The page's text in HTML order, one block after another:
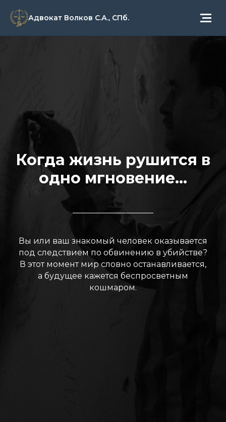
Адвокат Волков С.А., СПб.
Когда жизнь рушится в
одно мгновение...
Вы или ваш знакомый человек оказывается
под следствием по обвинению в убийстве?
В этот момент мир словно останавливается,
а будущее кажется беспросветным
кошмаром.